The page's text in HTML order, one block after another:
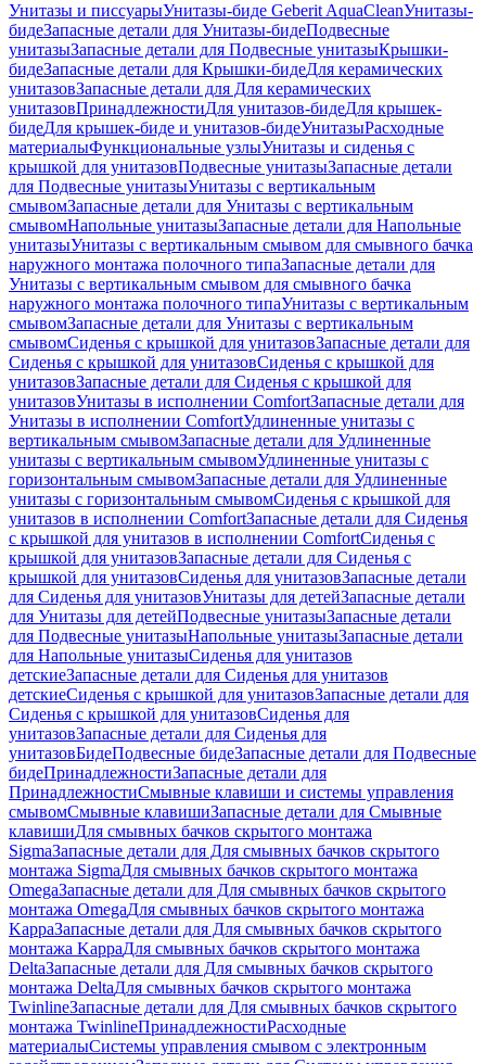
Унитазы и писсуарыУнитазы-биде Geberit AquaCleanУнитазы-
бидеЗапасные детали для Унитазы-бидеПодвесные
унитазыЗапасные детали для Подвесные унитазыКрышки-
бидеЗапасные детали для Крышки-бидеДля керамических
унитазовЗапасные детали для Для керамических
унитазовПринадлежностиДля унитазов-бидеДля крышек-
бидеДля крышек-биде и унитазов-бидеУнитазыРасходные
материалыФункциональные узлыУнитазы и сиденья с
крышкой для унитазовПодвесные унитазыЗапасные детали
для Подвесные унитазыУнитазы с вертикальным
смывомЗапасные детали для Унитазы с вертикальным
смывомНапольные унитазыЗапасные детали для Напольные
унитазыУнитазы с вертикальным смывом для смывного бачка
наружного монтажа полочного типаЗапасные детали для
Унитазы с вертикальным смывом для смывного бачка
наружного монтажа полочного типаУнитазы с вертикальным
смывомЗапасные детали для Унитазы с вертикальным
смывомСиденья с крышкой для унитазовЗапасные детали для
Сиденья с крышкой для унитазовСиденья с крышкой для
унитазовЗапасные детали для Сиденья с крышкой для
унитазовУнитазы в исполнении ComfortЗапасные детали для
Унитазы в исполнении ComfortУдлиненные унитазы с
вертикальным смывомЗапасные детали для Удлиненные
унитазы с вертикальным смывомУдлиненные унитазы с
горизонтальным смывомЗапасные детали для Удлиненные
унитазы с горизонтальным смывомСиденья с крышкой для
унитазов в исполнении ComfortЗапасные детали для Сиденья
с крышкой для унитазов в исполнении ComfortСиденья с
крышкой для унитазовЗапасные детали для Сиденья с
крышкой для унитазовСиденья для унитазовЗапасные детали
для Сиденья для унитазовУнитазы для детейЗапасные детали
для Унитазы для детейПодвесные унитазыЗапасные детали
для Подвесные унитазыНапольные унитазыЗапасные детали
для Напольные унитазыСиденья для унитазов
детскиеЗапасные детали для Сиденья для унитазов
детскиеСиденья с крышкой для унитазовЗапасные детали для
Сиденья с крышкой для унитазовСиденья для
унитазовЗапасные детали для Сиденья для
унитазовБидеПодвесные бидеЗапасные детали для Подвесные
бидеПринадлежностиЗапасные детали для
ПринадлежностиСмывные клавиши и системы управления
смывомСмывные клавишиЗапасные детали для Смывные
клавишиДля смывных бачков скрытого монтажа
SigmaЗапасные детали для Для смывных бачков скрытого
монтажа SigmaДля смывных бачков скрытого монтажа
OmegaЗапасные детали для Для смывных бачков скрытого
монтажа OmegaДля смывных бачков скрытого монтажа
KappaЗапасные детали для Для смывных бачков скрытого
монтажа KappaДля смывных бачков скрытого монтажа
DeltaЗапасные детали для Для смывных бачков скрытого
монтажа DeltaДля смывных бачков скрытого монтажа
TwinlineЗапасные детали для Для смывных бачков скрытого
монтажа TwinlineПринадлежностиРасходные
материалыСистемы управления смывом с электронным